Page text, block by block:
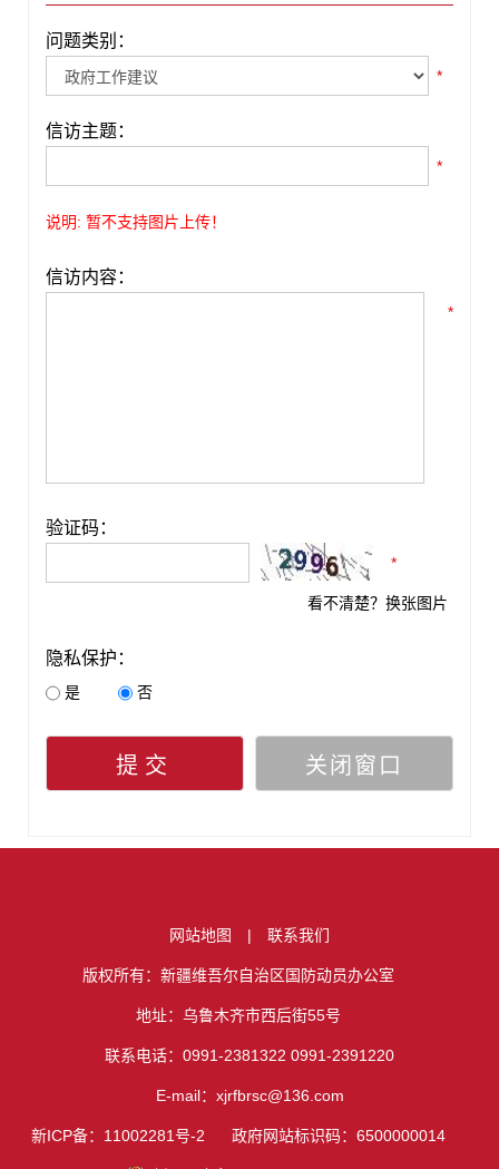
问题类别：
*
信访主题：
*
信访内容：
*
说明: 暂不支持图片上传！
验证码：
*
看不清楚？换张图片
隐私保护：
是 否
提交 关闭窗口
网站地图 | 联系我们
版权所有：新疆维吾尔自治区国防动员办公室
地址：乌鲁木齐市西后街55号
联系电话：0991-2381322 0991-2391220
E-mail：xjrfbrsc@136.com
新ICP备：11002281号-2 政府网站标识码：6500000014